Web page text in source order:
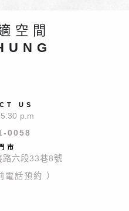
空間
US
p.m
0058
市
路六段33巷8號
電話預約 ）